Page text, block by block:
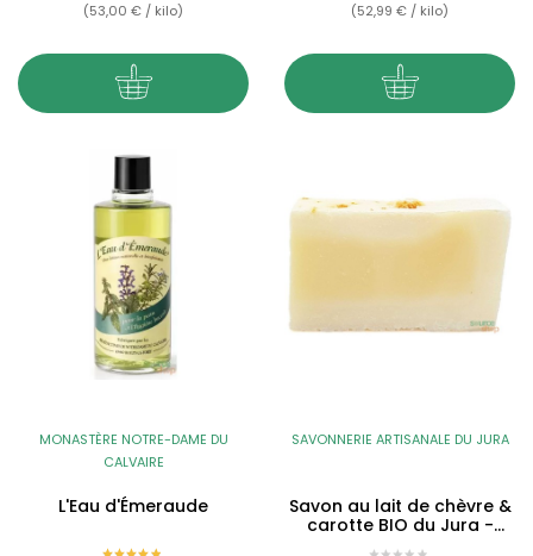
(53,00 € / kilo) (52,99 € / kilo)
MONASTÈRE NOTRE-DAME DU
CALVAIRE
L'Eau d'Émeraude
SAVONNERIE ARTISANALE DU JURA
Savon au lait de chèvre &
carotte BIO du Jura -